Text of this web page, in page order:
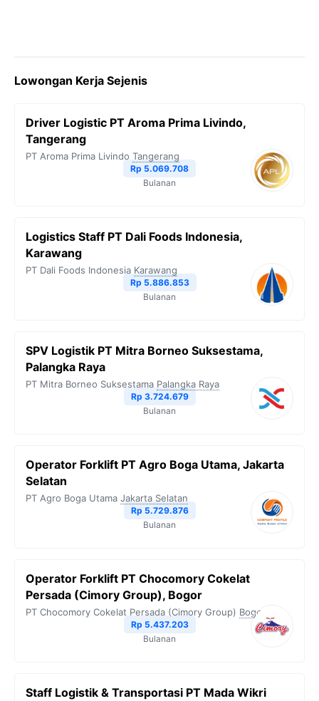
Lowongan Kerja Sejenis
Driver Logistic PT Aroma Prima Livindo,
Tangerang
PT Aroma Prima Livindo Tangerang
Rp 5.069.708
Bulanan
Logistics Staff PT Dali Foods Indonesia,
Karawang
PT Dali Foods Indonesia Karawang
Rp 5.886.853
Bulanan
SPV Logistik PT Mitra Borneo Suksestama,
Palangka Raya
PT Mitra Borneo Suksestama Palangka Raya
Rp 3.724.679
Bulanan
Operator Forklift PT Agro Boga Utama, Jakarta
Selatan
PT Agro Boga Utama Jakarta Selatan
Rp 5.729.876
Bulanan
Operator Forklift PT Chocomory Cokelat
Persada (Cimory Group), Bogor
PT Chocomory Cokelat Persada (Cimory Group) Bogor
Rp 5.437.203
Bulanan
Staff Logistik & Transportasi PT Mada Wikri